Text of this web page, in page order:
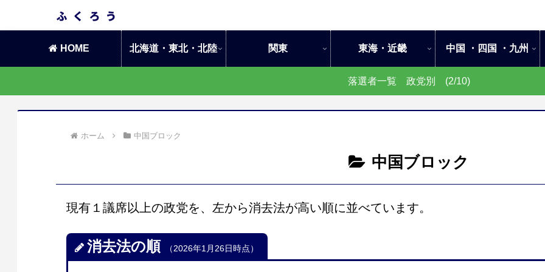
HOME 北海道・東北・北陸 関東 東海・近畿 中国 ・四国 ・九州
落選者一覧 政党別 (2/10)
ホーム 中国ブロック
中国ブロック
現有１議席以上の政党を、左から消去法が高い順に並べています。
消去法の順 （2026年1月26日時点）